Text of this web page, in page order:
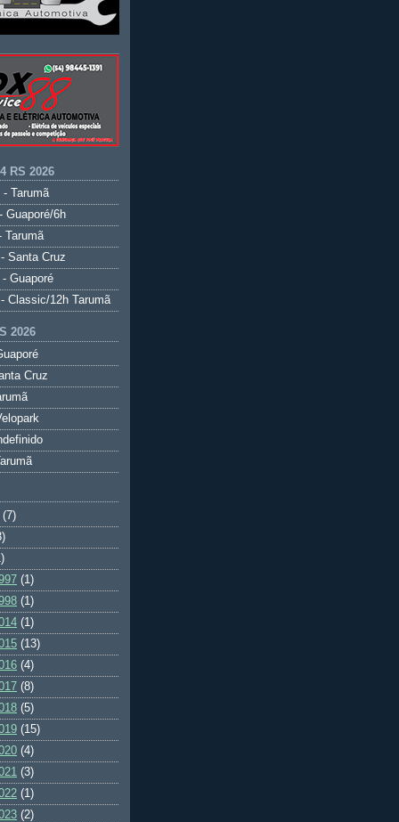
RS 2026
- Tarumã
Guaporé/6h
Tarumã
Santa Cruz
Guaporé
Classic/12h Tarumã
2026
Cruz
(7)
(1)
(1)
(1)
(13)
(4)
(8)
(5)
(15)
(4)
(3)
(1)
(2)